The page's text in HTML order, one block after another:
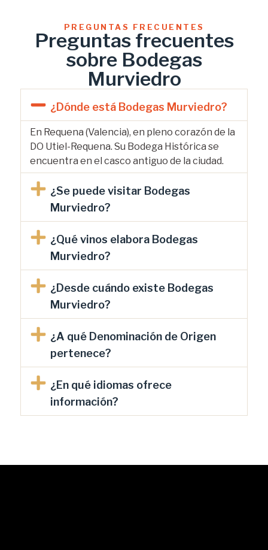
PREGUNTAS FRECUENTES
Preguntas frecuentes
sobre Bodegas
Murviedro
¿Dónde está Bodegas Murviedro?
En Requena (Valencia), en pleno corazón de la
DO Utiel-Requena. Su Bodega Histórica se
encuentra en el casco antiguo de la ciudad.
¿Se puede visitar Bodegas
Murviedro?
¿Qué vinos elabora Bodegas
Murviedro?
¿Desde cuándo existe Bodegas
Murviedro?
¿A qué Denominación de Origen
pertenece?
¿En qué idiomas ofrece
información?